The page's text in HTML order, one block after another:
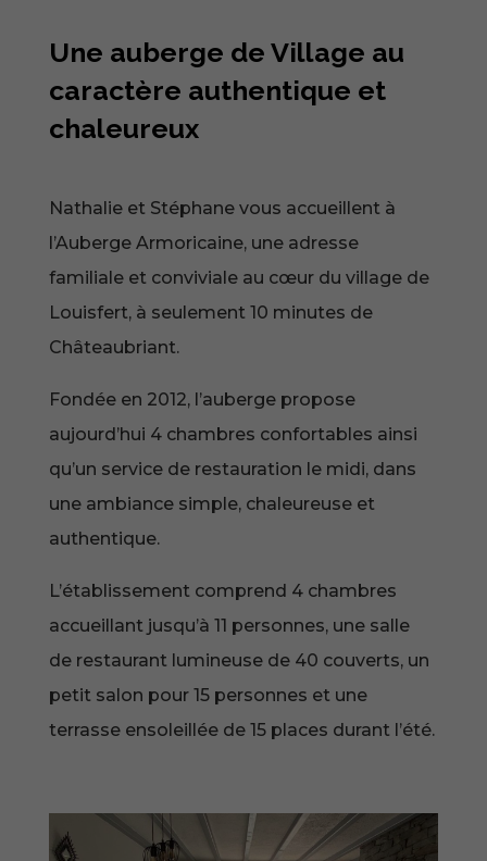
Une auberge de Village au
caractère authentique et
chaleureux
Nathalie et Stéphane vous accueillent à
l’Auberge Armoricaine, une adresse
familiale et conviviale au cœur du village de
Louisfert, à seulement 10 minutes de
Châteaubriant.
Fondée en 2012, l’auberge propose
aujourd’hui 4 chambres confortables ainsi
qu’un service de restauration le midi, dans
une ambiance simple, chaleureuse et
authentique.
L’établissement comprend 4 chambres
accueillant jusqu’à 11 personnes, une salle
de restaurant lumineuse de 40 couverts, un
petit salon pour 15 personnes et une
terrasse ensoleillée de 15 places durant l’été.